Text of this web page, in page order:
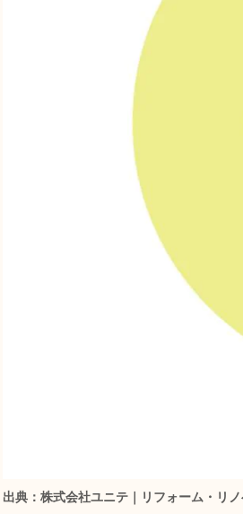
出典： 株式会社ユニテ｜リフォーム・リ